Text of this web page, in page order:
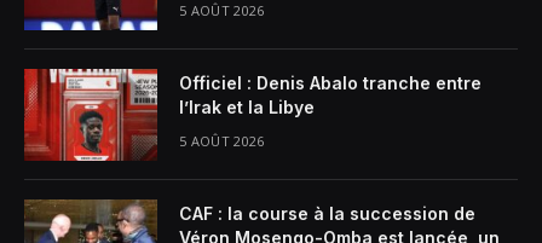
5 AOÛT 2026
Officiel : Denis Abalo tranche entre
l’Irak et la Libye
5 AOÛT 2026
CAF : la course à la succession de
Véron Mosengo-Omba est lancée, un